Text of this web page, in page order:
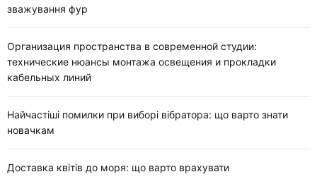
зважування фур
Организация пространства в современной студии:
технические нюансы монтажа освещения и прокладки
кабельных линий
Найчастіші помилки при виборі вібратора: що варто знати
новачкам
Доставка квітів до моря: що варто врахувати